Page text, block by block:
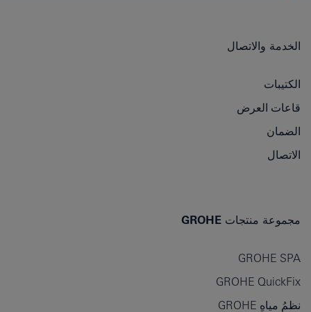
الخدمة والاتصال
الكتيبات
قاعات العرض
الضمان
الاتصال
مجموعة منتجات GROHE
GROHE SPA
GROHE QuickFix
نظمُ مياهِ GROHE